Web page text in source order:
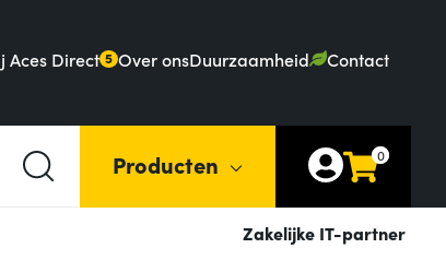
Aces Direct 5 Over onsDuurzaamheid Contact
Producten 0
Zakelijke IT-partner